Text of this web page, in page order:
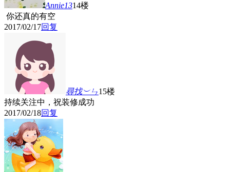
Annie1314楼
你还真的有空
2017/02/17回复
尋找︶ㄣ15楼
持续关注中，祝装修成功
2017/02/18回复